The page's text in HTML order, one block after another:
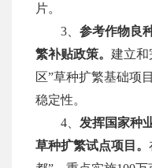
片。
3、 参考作物良
繁补贴政策。 建立和
区”草种扩繁基础项
稳定性。
4、 发挥国家种
草种扩繁试点项目。